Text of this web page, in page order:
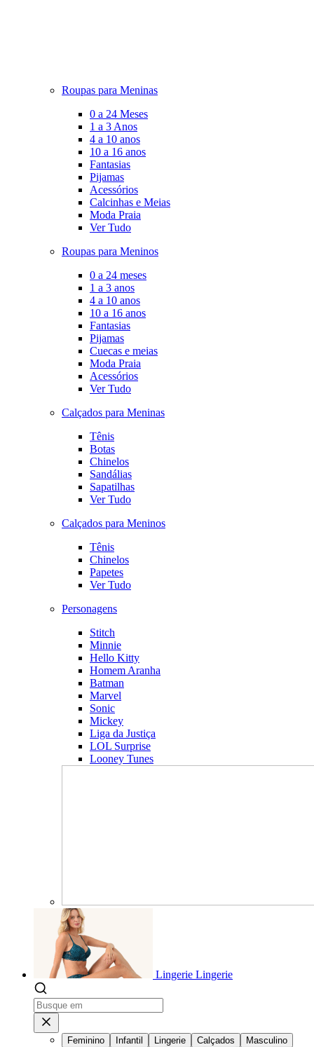
Roupas para Meninas
0 a 24 Meses
1 a 3 Anos
4 a 10 anos
10 a 16 anos
Fantasias
Pijamas
Acessórios
Calcinhas e Meias
Moda Praia
Ver Tudo
Roupas para Meninos
0 a 24 meses
1 a 3 anos
4 a 10 anos
10 a 16 anos
Fantasias
Pijamas
Cuecas e meias
Moda Praia
Acessórios
Ver Tudo
Calçados para Meninas
Tênis
Botas
Chinelos
Sandálias
Sapatilhas
Ver Tudo
Calçados para Meninos
Tênis
Chinelos
Papetes
Ver Tudo
Personagens
Stitch
Minnie
Hello Kitty
Homem Aranha
Batman
Marvel
Sonic
Mickey
Liga da Justiça
LOL Surprise
Looney Tunes
Lingerie Lingerie
Feminino Infantil Lingerie Calçados
Masculino